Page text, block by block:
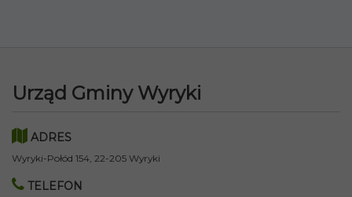
Urząd Gminy Wyryki
ADRES
Wyryki-Połód 154, 22-205 Wyryki
TELEFON